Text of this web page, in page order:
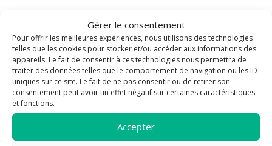
Gérer le consentement
Pour offrir les meilleures expériences, nous utilisons des technologies
telles que les cookies pour stocker et/ou accéder aux informations des
appareils. Le fait de consentir à ces technologies nous permettra de
traiter des données telles que le comportement de navigation ou les ID
uniques sur ce site. Le fait de ne pas consentir ou de retirer son
consentement peut avoir un effet négatif sur certaines caractéristiques
et fonctions.
Accepter
La paroisse vous propose
Enfants / Jeunes
Formation
Messe
Prière
Rencontre
Service
Baptême
Eucharistie
Confirmation
Confession /
réconciliation